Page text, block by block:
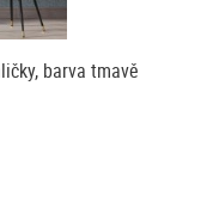
barva tmavě